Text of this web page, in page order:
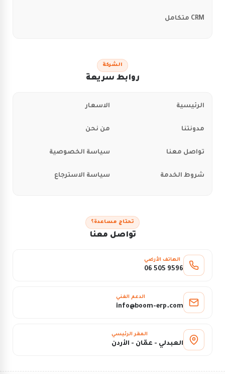
CRM متكامل
الشركة
روابط سريعة
الرئيسية الاسعار
مدونتنا من نحن
تواصل معنا سياسة الخصوصية
شروط الخدمة سياسة الاسترجاع
تحتاج مساعدة؟
تواصل معنا
الهاتف الأرضي
06 505 9596
الدعم الفني
info@boom-erp.com
المقر الرئيسي
العبدلي - عمّان - الأردن